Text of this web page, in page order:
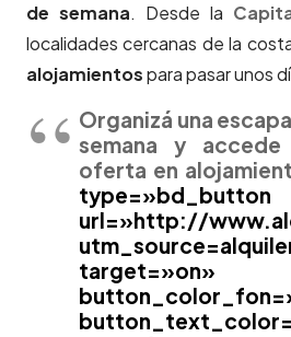
de semana. Desde la
localidades cercanas de la
alojamientospara pasar unos
Organizá una
semana y
oferta en
type=»bd_button
url=»http://
target=»on»